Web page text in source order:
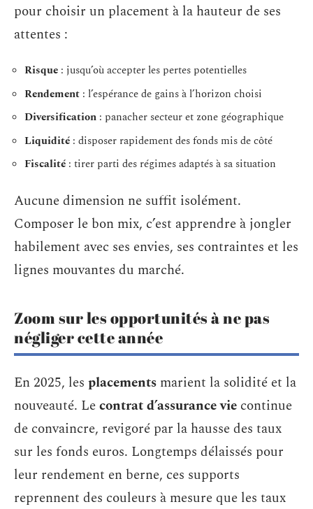
pour choisir un placement à la hauteur de ses
attentes :
Risque : jusqu’où accepter les pertes potentielles
Rendement : l’espérance de gains à l’horizon choisi
Diversification : panacher secteur et zone géographique
Liquidité : disposer rapidement des fonds mis de côté
Fiscalité : tirer parti des régimes adaptés à sa situation
Aucune dimension ne suffit isolément.
Composer le bon mix, c’est apprendre à jongler
habilement avec ses envies, ses contraintes et les
lignes mouvantes du marché.
Zoom sur les opportunités à ne pas
négliger cette année
En 2025, les placements marient la solidité et la
nouveauté. Lecontrat d’assurance vie continue
de convaincre, revigoré par la hausse des taux
sur les fonds euros. Longtemps délaissés pour
leur rendement en berne, ces supports
reprennent des couleurs à mesure que les taux